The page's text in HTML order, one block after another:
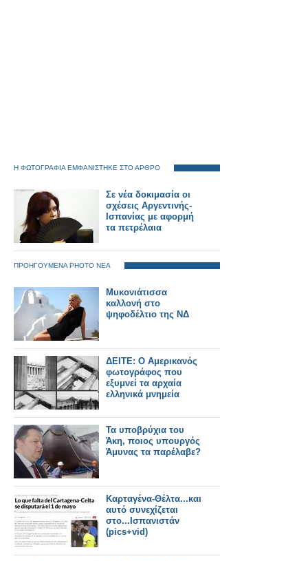
Η ΦΩΤΟΓΡΑΦΙΑ ΕΜΦΑΝΙΣΤΗΚΕ ΣΤΟ ΑΡΘΡΟ
Σε νέα δοκιμασία οι
σχέσεις Αργεντινής-
Ισπανίας με αφορμή
τα πετρέλαια
ΠΡΟΗΓΟΥΜΕΝΑ PHOTO ΝΕΑ
Μυκονιάτισσα
καλλονή στο
ψηφοδέλτιο της ΝΔ
ΔΕΙΤΕ: O Αμερικανός
φωτογράφος που
εξυμνεί τα αρχαία
ελληνικά μνημεία
Τα υποβρύχια του
Άκη, ποιος υπουργός
Άμυνας τα παρέλαβε?
Καρταγένα-Θέλτα...και
αυτό συνεχίζεται
στο...Ισπανιστάν
(pics+vid)